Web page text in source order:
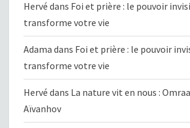
Hervé dans Foi et prière : le pouvoir
transforme votre vie
Adama dans Foi et prière : le pouvoir
transforme votre vie
Hervé dans La nature vit en nous :
Aïvanhov